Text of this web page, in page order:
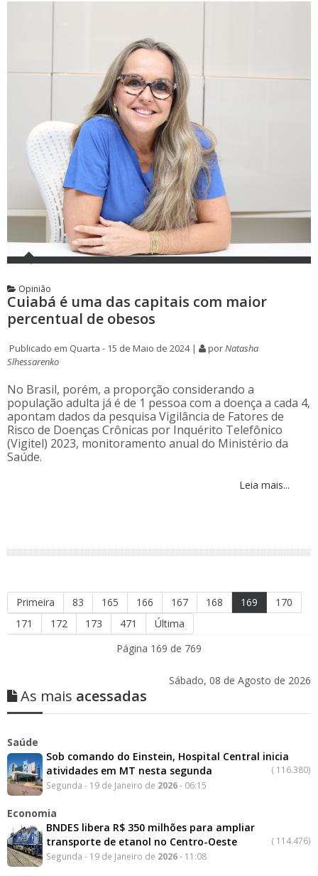
Opinião
Cuiabá é uma das capitais com maior
percentual de obesos
Publicado em Quarta - 15 de Maio de 2024 | porNatasha
Slhessarenko
No Brasil, porém, a proporção considerando a
população adulta já é de 1 pessoa com a doença a cada 4,
apontam dados da pesquisa Vigilância de Fatores de
Risco de Doenças Crônicas por Inquérito Telefônico
(Vigitel) 2023, monitoramento anual do Ministério da
Saúde.
Leia mais...
Primeira 83 165 166 167 168 169
170
171
172 173 471
Última
Página 169 de 769
Sábado, 08 de Agosto de 2026
As mais acessadas
Saúde
Sob comando do Einstein, Hospital Central inicia
atividades em MT nesta segunda
( 116.380)
Segunda - 19 de Janeiro de 2026- 06:15
Economia
BNDES libera R$ 350 milhões para ampliar
transporte de etanol no Centro-Oeste
( 114.476)
Segunda - 19 de Janeiro de 2026- 11:08